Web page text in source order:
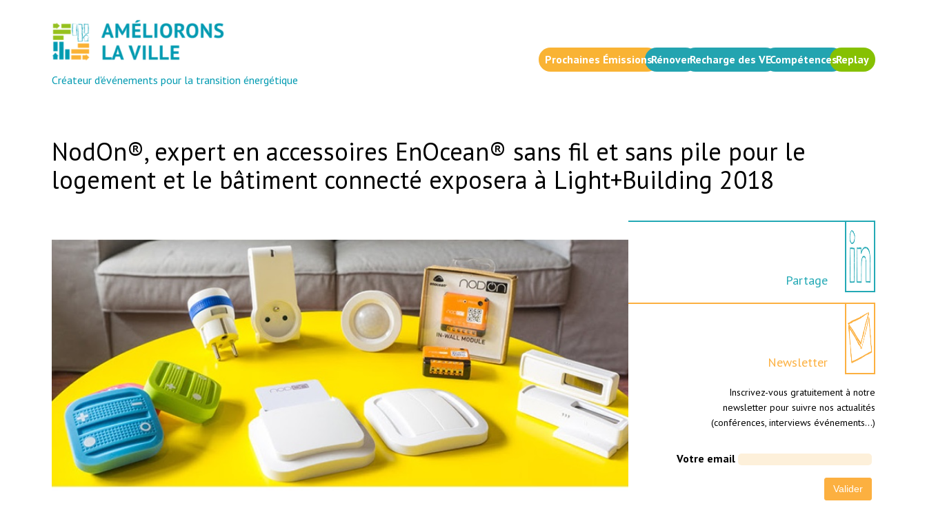
Créateur d'événements pour la transition énergétique
Prochaines ÉmissionsRénoverRecharge des VECompétencesReplay
NodOn®, expert en accessoires EnOcean® sans fil et sans pile pour le
logement et le bâtiment connecté exposera à Light+Building 2018
Partage
Newsletter
Inscrivez-vous gratuitement à notre
newsletter pour suivre nos actualités
(conférences, interviews événements…)
Votre email